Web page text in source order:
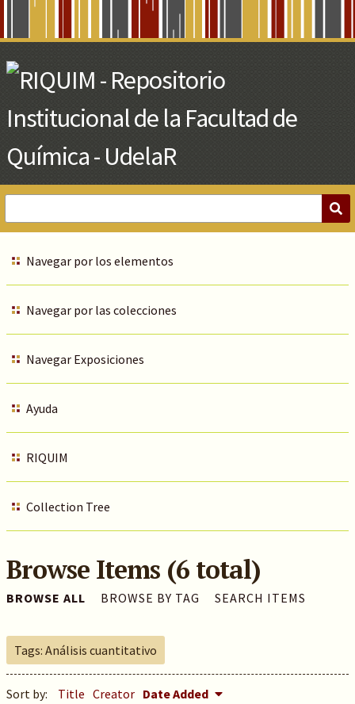
Main
Content
Navegar por los elementos
Navegar por las colecciones
Navegar Exposiciones
Ayuda
RIQUIM
Collection Tree
Browse Items (6 total)
BROWSE ALL BROWSE BY TAG SEARCH ITEMS
Tags: Análisis cuantitativo
Sort by: Title Creator Date Added